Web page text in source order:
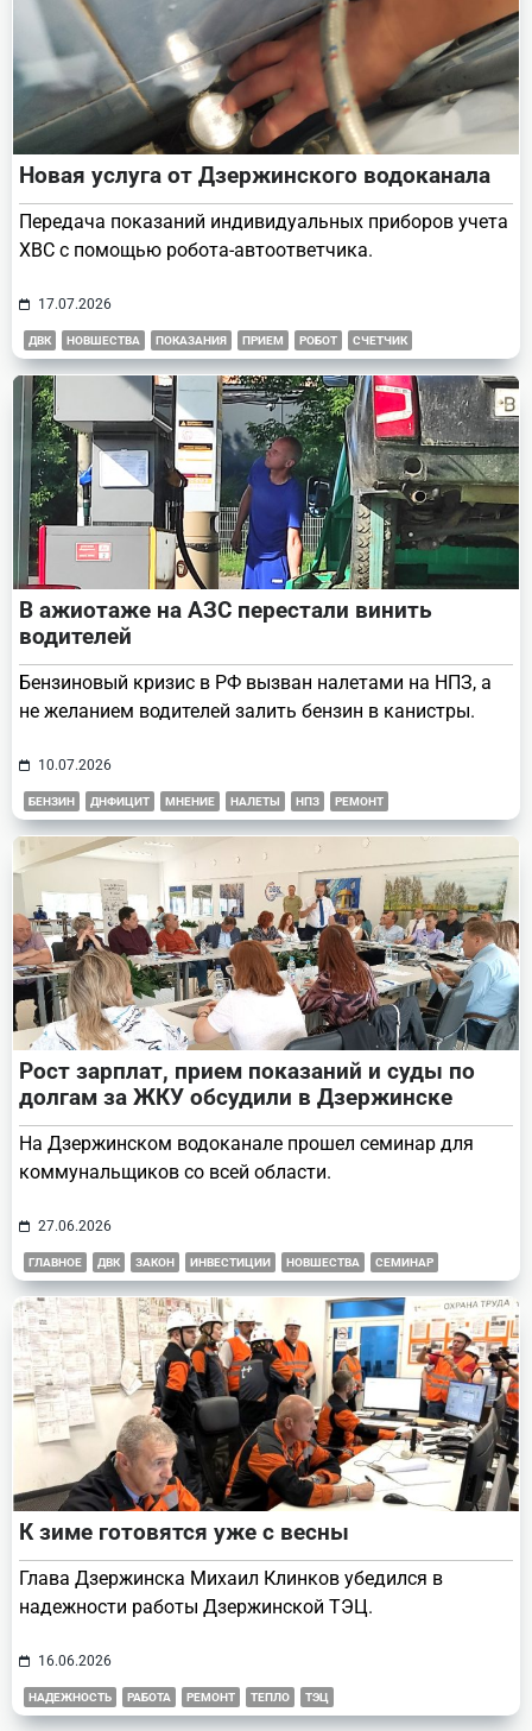
Новая услуга от Дзержинского водоканала
Передача показаний индивидуальных приборов учета
ХВС с помощью робота-автоответчика.
17.07.2026
ДВК НОВШЕСТВА ПОКАЗАНИЯ ПРИЕМ РОБОТ СЧЕТЧИК
В ажиотаже на АЗС перестали винить
водителей
Бензиновый кризис в РФ вызван налетами на НПЗ, а
не желанием водителей залить бензин в канистры.
10.07.2026
БЕНЗИН ДНФИЦИТ МНЕНИЕ НАЛЕТЫ НПЗ РЕМОНТ
Рост зарплат, прием показаний и суды по
долгам за ЖКУ обсудили в Дзержинске
На Дзержинском водоканале прошел семинар для
коммунальщиков со всей области.
27.06.2026
ГЛАВНОЕ ДВК ЗАКОН ИНВЕСТИЦИИ НОВШЕСТВА СЕМИНАР
К зиме готовятся уже с весны
Глава Дзержинска Михаил Клинков убедился в
надежности работы Дзержинской ТЭЦ.
16.06.2026
НАДЕЖНОСТЬ РАБОТА РЕМОНТ ТЕПЛО ТЭЦ